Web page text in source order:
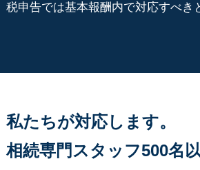
税申告では基本報酬内で対応すべき
私たちが対応します。
相続専門スタッフ500名